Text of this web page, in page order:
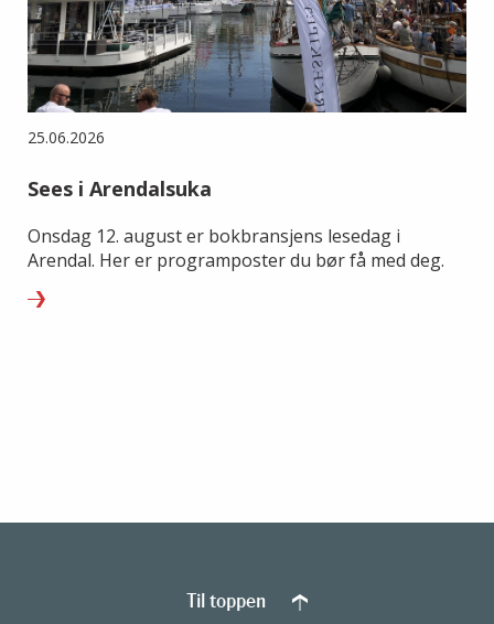
25.06.2026
Sees i Arendalsuka
Onsdag 12. august er bokbransjens lesedag i
Arendal. Her er programposter du bør få med deg.
Til toppen